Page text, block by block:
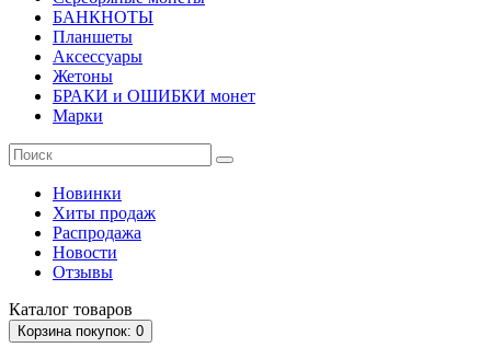
БАНКНОТЫ
Планшеты
Аксессуары
Жетоны
БРАКИ и ОШИБКИ монет
Марки
Новинки
Хиты продаж
Распродажа
Новости
Отзывы
Каталог товаров
Корзинапокупок: 0